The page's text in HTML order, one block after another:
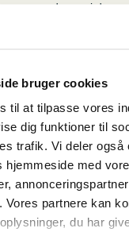
bruger cookies
til at tilpasse vores
dig funktioner til
trafik. Vi deler også
hjemmeside med
Vores partnere kan
du har
ene er damen i den
betragter den
dragt, som går lige
lære dem lidt bedre at
spørgsmål er
der i maleriet
som er